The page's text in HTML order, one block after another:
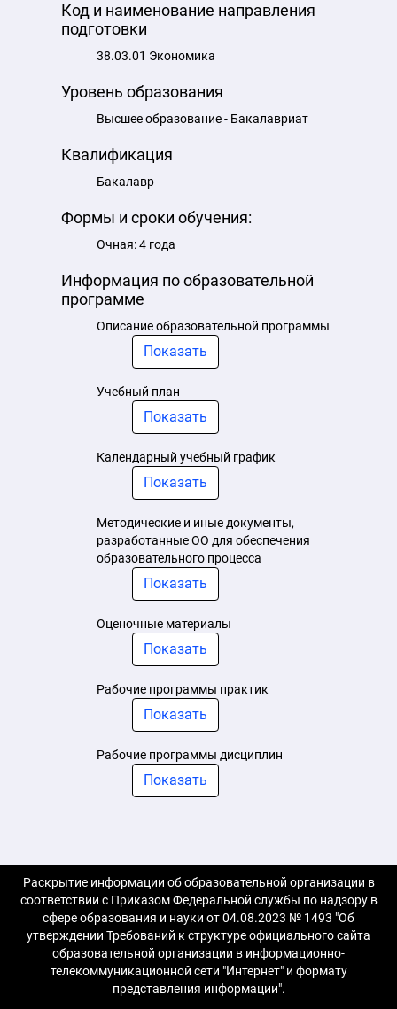
Код и наименование направления
подготовки
38.03.01 Экономика
Уровень образования
Высшее образование - Бакалавриат
Квалификация
Бакалавр
Формы и сроки обучения:
Очная: 4 года
Информация по образовательной
программе
Описание образовательной программы
Показать
Учебный план
Показать
Календарный учебный график
Показать
Методические и иные документы,
разработанные ОО для обеспечения
образовательного процесса
Показать
Оценочные материалы
Показать
Рабочие программы практик
Показать
Рабочие программы дисциплин
Показать
Раскрытие информации об образовательной организации в
соответствии с Приказом Федеральной службы по надзору в
сфере образования и науки от 04.08.2023 № 1493 "Об
утверждении Требований к структуре официального сайта
образовательной организации в информационно-
телекоммуникационной сети "Интернет" и формату
представления информации".